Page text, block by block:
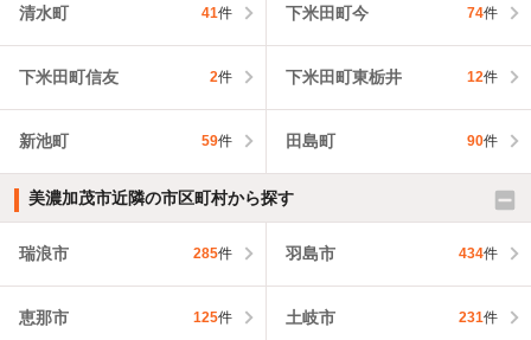
清水町 41件 下米田町今 74件
下米田町信友 2件 下米田町東栃井 12件
新池町 59件 田島町 90件
美濃加茂市近隣の市区町村から探す
瑞浪市 285件 羽島市 434件
恵那市 125件 土岐市 231件